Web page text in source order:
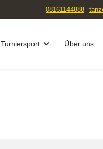
08161144888
Turniersport Über uns